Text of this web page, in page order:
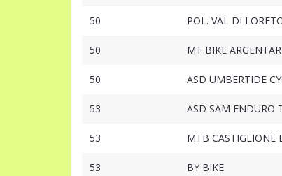
50 POL. VAL DI
50 MT BIKE
50 ASD UMBERTIDE
53 ASD SAM ENDURO
53 MTB CASTIGLIONE
53 BY BIKE